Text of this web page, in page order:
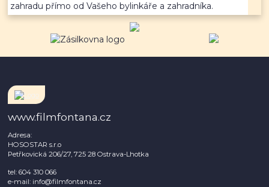
zahradu přímo od Vašeho bylinkáře a zahradníka.
www.filmfontana.cz
Adresa:
HOSOSTAR s.r.o
Petřkovická 206/27, 725 28 Ostrava-Lhotka
tel: 604 310 066
e-mail: info@filmfontana.cz